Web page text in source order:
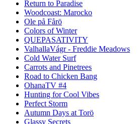
Return to Paradise
Woodcoast: Marocko
Ole på Fårö
Colors of Winter
QUEPASATIVITY
ValhallaVágr - Freddie Meadows
Cold Water Surf
Carrots and Pinetrees
Road to Chicken Bang
OhanaTV #4
Hunting for Cool Vibes
Perfect Storm
Autumn Days at Torö
Glassy Secrets